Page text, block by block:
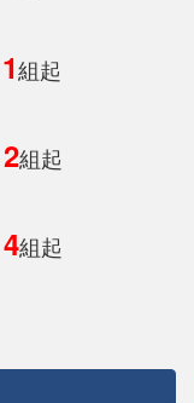
1組起
2組起
4組起